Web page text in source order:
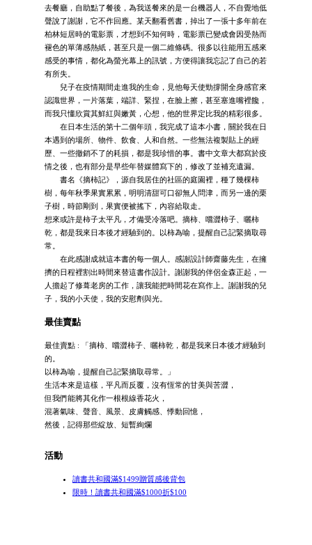
去餐廳，自助點了餐後，為我送餐來的是一台機器人，不自覺地低
聲說了謝謝，它不作回應。某天翻看舊書，掉出了一張十多年前在
柏林短居時的電影票，才想到不知何時，電影票已變成會因受熱而
褪色的單薄感熱紙，甚至只是一個二維條碼。很多以往能用五感來
感受的事情，都化為螢光幕上的訊號，方便得讓我忘記了自己的若
有所失。
兒子在疫情期間走進我的生命，見他每天使勁撐開全身感官來
認識世界，一片落葉，端詳、緊捏，在臉上擦，甚至塞進嘴裡饞，
而我只懂欣賞其鮮紅與嫩黃，心想，他的世界定比我的精彩很多。
在日本生活的第十二個年頭，我完成了這本小書，關於我在日
本遇到的場所、物件、飲食、人和自然。一些無法複製貼上的經
歷、一些撤銷不了的耗損，都是我珍惜的事。書中文章大都寫於疫
情之後，也有部分是早些年替媒體寫下的，修改了並補充遺漏。
書名《摘柿記》，源自我居住的社區的庭園裡，種了幾棵柿
樹，每年秋季果實累累，明明清甜可口卻無人問津，而另一邊的栗
子樹，時節剛到，果實便被搖下，內容給取走。
想來或許是柿子太平凡，才備受冷落吧。摘柿、嚐澀柿子、曬柿
乾，都是我來日本後才經驗到的。以柿為喻，提醒自己記緊摘取尋
常。
在此感謝成就這本書的每一個人。感謝設計師齋藤先生，在擁
擠的日程裡割出時間來替這書作設計。謝謝我的伴侶金森正起，一
人擔起了修葺老房的工作，讓我能把時間花在寫作上。謝謝我的兒
子，我的小天使，我的安慰劑與光。
最佳賣點
最佳賣點 : 「摘柿、嚐澀柿子、曬柿乾，都是我來日本後才經驗到
的。
以柿為喻，提醒自己記緊摘取尋常。」
生活本來是這樣，平凡而反覆，沒有恆常的甘美與苦澀，
但我們能將其化作一根根線香花火，
混著氣味、聲音、風景、皮膚觸感、悸動回憶，
然後，記得那些綻放、短暫絢爛
活動
讀書共和國滿$1499贈質感後背包
限時！讀書共和國滿$1000折$100